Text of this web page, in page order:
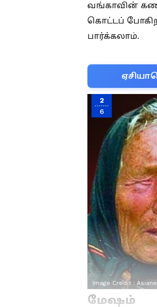
வங்காவின்
கொட்டப்
பார்க்கலாம்.
2
6
Image Credit :
மேஷம்